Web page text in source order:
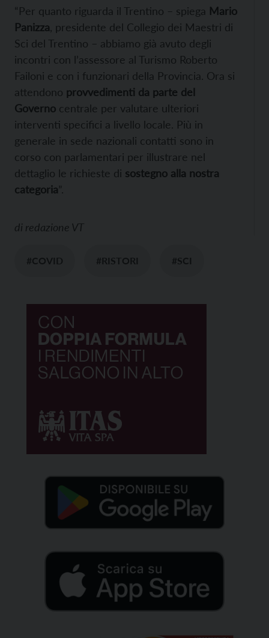
“Per quanto riguarda il Trentino – spiega Mario
Panizza , presidente del Collegio dei Maestri di
Sci del Trentino – abbiamo già avuto degli
incontri con l’assessore al Turismo Roberto
Failoni e con i funzionari della Provincia. Ora si
attendono provvedimenti da parte del
Governo centrale per valutare ulteriori
interventi specifici a livello locale. Più in
generale in sede nazionali contatti sono in
corso con parlamentari per illustrare nel
dettaglio le richieste di sostegno alla nostra
categoria”.
di redazione VT
#COVID #RISTORI #SCI